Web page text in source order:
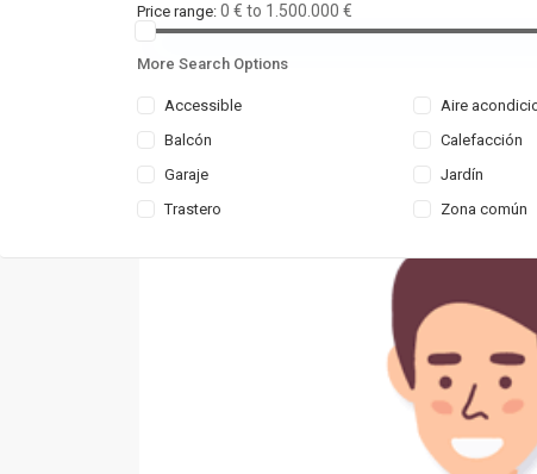
Price range: 0 € to 1.500.000 €
More Search Options
Accessible Aire
Balcón
Calefacción
Garaje
Jardín
Trastero
Zona común
Home merlinleal8350